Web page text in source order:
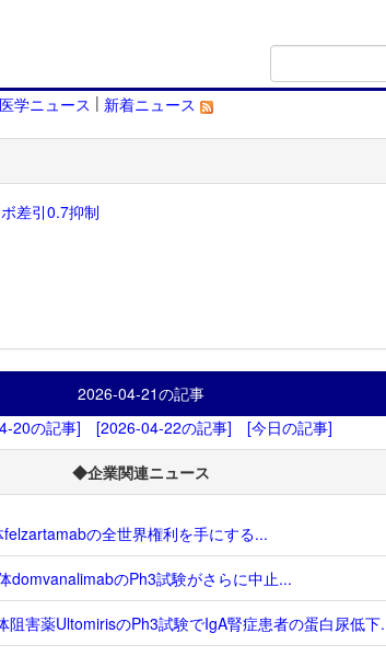
医学ニュース | 新着ニュース
差引0.7抑制
2026-04-21の記事
20の記事]
[2026-04-22の記事] [今日の記事]
◆企業関連ニュース
の全世界権利を手にする...
domvanalimabのPh3試験がさらに中止...
阻害薬UltomirisのPh3試験でIgA腎症患者の蛋白尿低下